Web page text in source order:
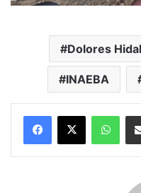
Dolores
INAEBA